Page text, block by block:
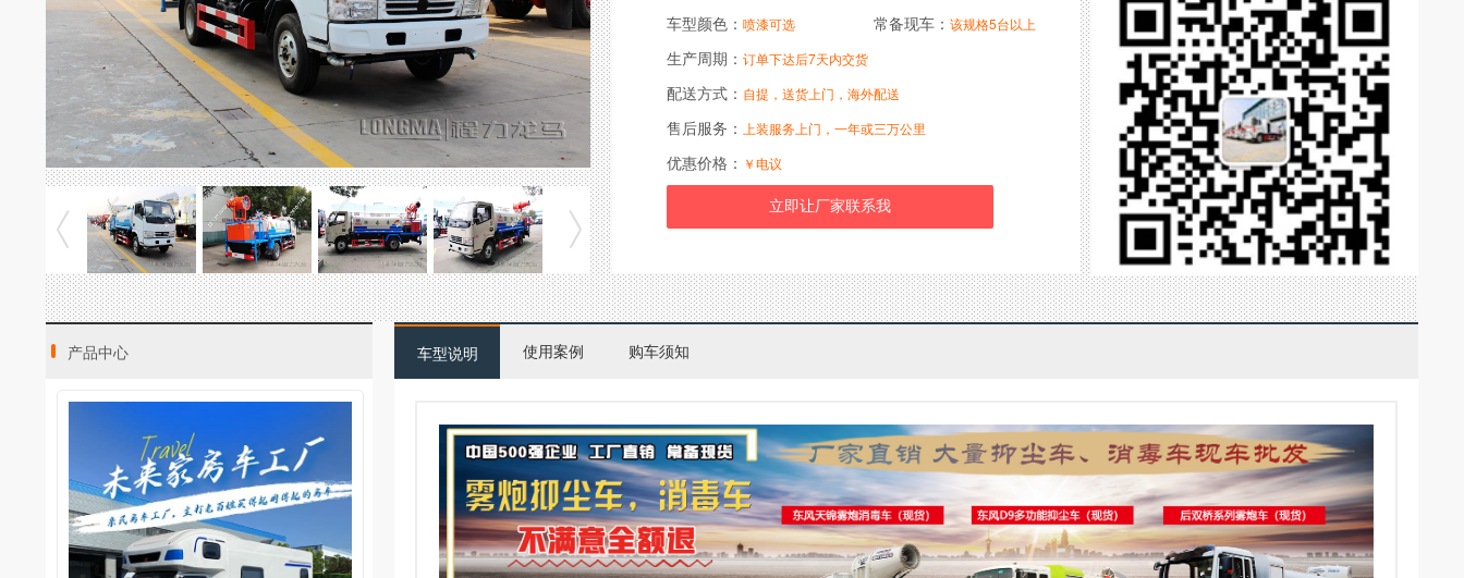
车型颜色： 喷漆可选 常备现车： 该规格5台以上
生产周期： 订单下达后7天内交货
配送方式： 自提，送货上门，海外配送
售后服务： 上装服务上门，一年或三万公里
优惠价格： ￥电议
产品中心 车型说明 使用案例 购车须知